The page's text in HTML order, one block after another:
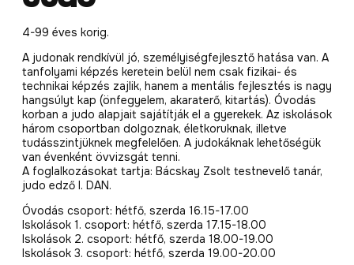
4-99 éves korig.
A judonak rendkívül jó, személyiségfejlesztő hatása van. A
tanfolyami képzés keretein belül nem csak fizikai- és
technikai képzés zajlik, hanem a mentális fejlesztés is nagy
hangsúlyt kap (önfegyelem, akaraterő, kitartás). Óvodás
korban a judo alapjait sajátítják el a gyerekek. Az iskolások
három csoportban dolgoznak, életkoruknak, illetve
tudásszintjüknek megfelelően. A judokáknak lehetőségük
van évenként övvizsgát tenni.
A foglalkozásokat tartja: Bácskay Zsolt testnevelő tanár,
judo edző I. DAN.
Óvodás csoport: hétfő, szerda 16.15-17.00
Iskolások 1. csoport: hétfő, szerda 17.15-18.00
Iskolások 2. csoport: hétfő, szerda 18.00-19.00
Iskolások 3. csoport: hétfő, szerda 19.00-20.00